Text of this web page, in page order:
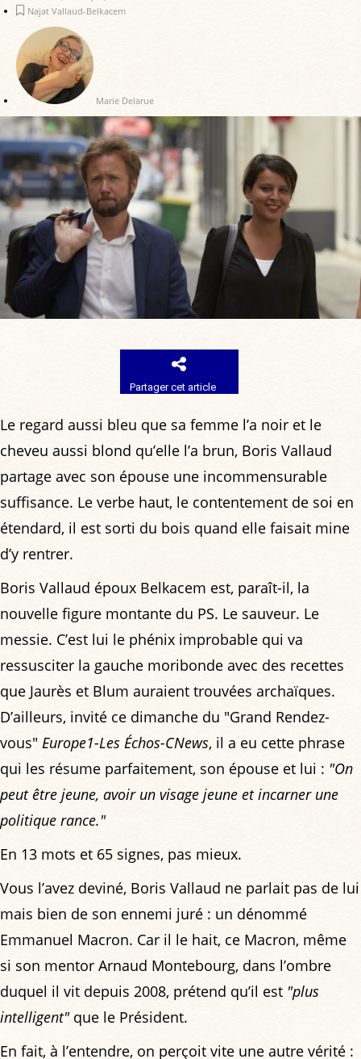
Najat Vallaud-Belkacem
Marie Delarue
Partager cet article
Le regard aussi bleu que sa femme l’a noir et le
cheveu aussi blond qu’elle l’a brun, Boris Vallaud
partage avec son épouse une incommensurable
suffisance. Le verbe haut, le contentement de soi en
étendard, il est sorti du bois quand elle faisait mine
d’y rentrer.
Boris Vallaud époux Belkacem est, paraît-il, la
nouvelle figure montante du PS. Le sauveur. Le
messie. C’est lui le phénix improbable qui va
ressusciter la gauche moribonde avec des recettes
que Jaurès et Blum auraient trouvées archaïques.
D’ailleurs, invité ce dimanche du "Grand Rendez-
vous" Europe1-Les Échos-CNews, il a eu cette phrase
qui les résume parfaitement, son épouse et lui : "On
peut être jeune, avoir un visage jeune et incarner une
politique rance."
En 13 mots et 65 signes, pas mieux.
Vous l’avez deviné, Boris Vallaud ne parlait pas de lui
mais bien de son ennemi juré : un dénommé
Emmanuel Macron. Car il le hait, ce Macron, même
si son mentor Arnaud Montebourg, dans l’ombre
duquel il vit depuis 2008, prétend qu’il est "plus
intelligent"que le Président.
En fait, à l’entendre, on perçoit vite une autre vérité :